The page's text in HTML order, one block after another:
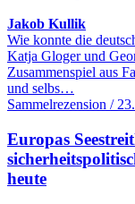
Jakob Kullik
Wie konnte die
Katja Gloger und
Zusammenspiel aus
und selbs…
Sammelrezension /
Europas
heute